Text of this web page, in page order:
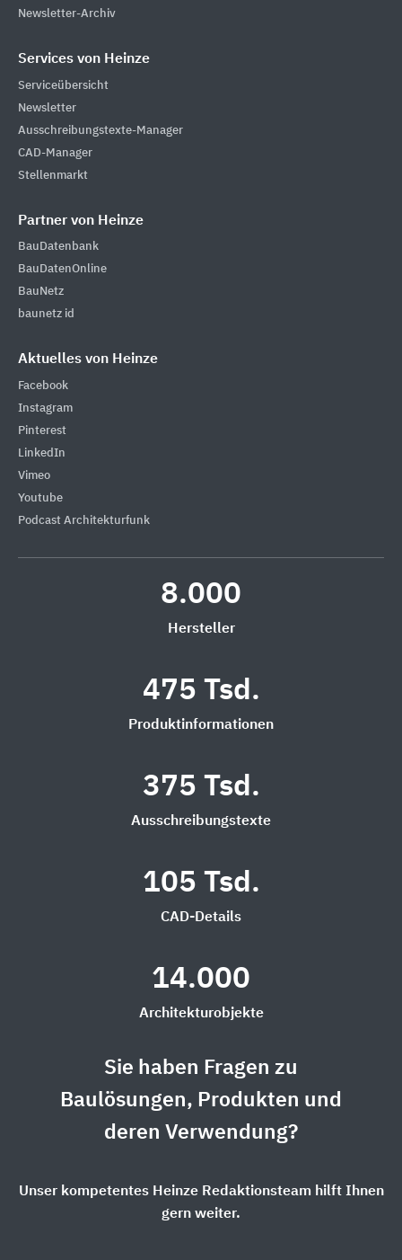
Newsletter-Archiv
Services von Heinze
Serviceübersicht
Newsletter
Ausschreibungstexte-Manager
CAD-Manager
Stellenmarkt
Partner von Heinze
BauDatenbank
BauDatenOnline
BauNetz
baunetz id
Aktuelles von Heinze
Facebook
Instagram
Pinterest
LinkedIn
Vimeo
Youtube
Podcast Architekturfunk
8.000
Hersteller
475 Tsd.
Produktinformationen
375 Tsd.
Ausschreibungstexte
105 Tsd.
CAD-Details
14.000
Architekturobjekte
Sie haben Fragen zu
Baulösungen, Produkten und
deren Verwendung?
Unser kompetentes Heinze Redaktionsteam hilft Ihnen
gern weiter.